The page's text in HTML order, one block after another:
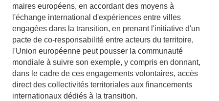
maires européens, en accordant des moyens à
l'échange international d'expériences entre villes
engagées dans la transition, en prenant l'initiative d'un
pacte de co-responsabilité entre acteurs du territoire,
l'Union européenne peut pousser la communauté
mondiale à suivre son exemple, y compris en donnant,
dans le cadre de ces engagements volontaires, accès
direct des collectivités territoriales aux financements
internationaux dédiés à la transition.